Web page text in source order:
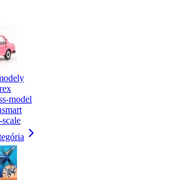
model